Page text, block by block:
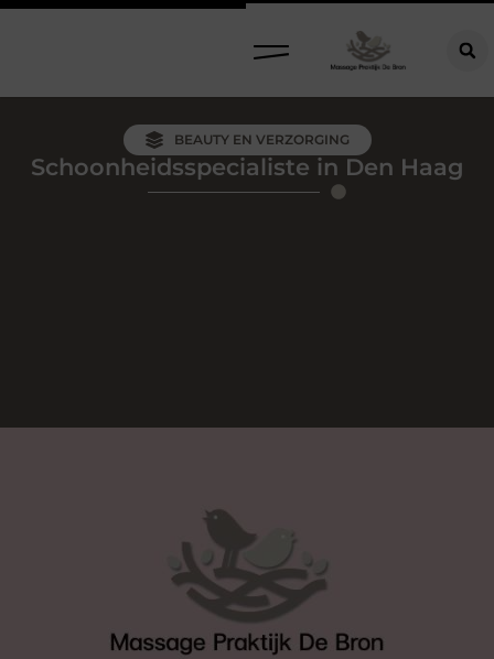
BEAUTY EN VERZORGING
Schoonheidsspecialiste in Den Haag